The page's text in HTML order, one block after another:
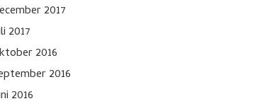
2017
2017
2016
2016
2016